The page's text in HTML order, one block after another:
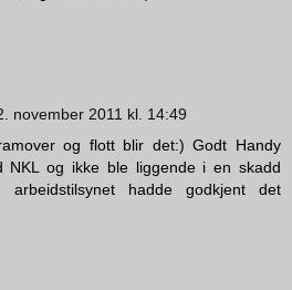
november 2011 kl. 14:49
og flott blir det:) Godt Handy
NKL og ikke ble liggende i en skadd
hadde godkjent det